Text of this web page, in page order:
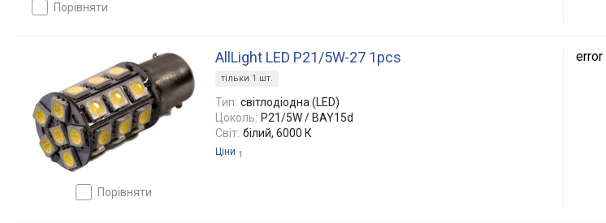
порівняти
порівняти
AllLight LED P21/5W-27 1pcs
тільки 1 шт.
Тип: світлодіодна (LED)
Цоколь: P21/5W / BAY15d
Світ: білий, 6000 К
Ціни 1
error